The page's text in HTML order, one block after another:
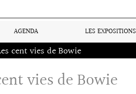
AGENDA LES EXPOSITIONS
cent vies de Bowie
vies de Bowie